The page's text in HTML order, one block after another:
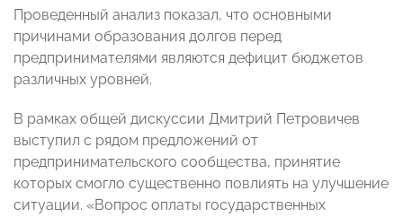
Проведенный анализ показал, что основными
причинами образования долгов перед
предпринимателями являются дефицит бюджетов
различных уровней.
В рамках общей дискуссии Дмитрий Петровичев
выступил с рядом предложений от
предпринимательского сообщества, принятие
которых смогло существенно повлиять на улучшение
ситуации. «Вопрос оплаты государственных